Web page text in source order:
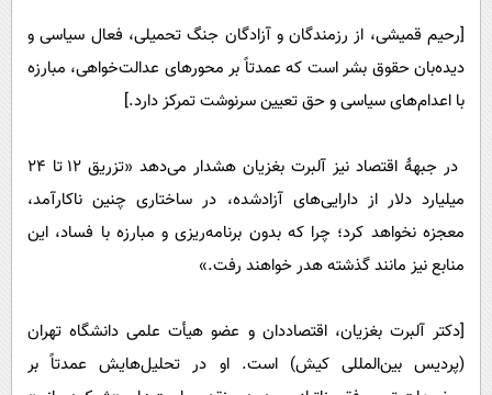
[رحیم قمیشی، از رزمندگان و آزادگان جنگ تحمیلی، فعال سیاسی و
دیده‌بان حقوق بشر است که عمدتاً بر محورهای عدالت‌خواهی، مبارزه
با اعدام‌های سیاسی و حق تعیین سرنوشت تمرکز دارد.]
در جبهۀ اقتصاد نیز آلبرت بغزیان هشدار می‌دهد «تزریق ۱۲ تا ۲۴
میلیارد دلار از دارایی‌های آزادشده، در ساختاری چنین ناکارآمد،
معجزه نخواهد کرد؛ چرا که بدون برنامه‌ریزی و مبارزه با فساد، این
منابع نیز مانند گذشته هدر خواهند رفت.»
[دکتر آلبرت بغزیان، اقتصاددان و عضو هیأت علمی دانشگاه تهران
(پردیس بین‌المللی کیش) است. او در تحلیل‌هایش عمدتاً بر